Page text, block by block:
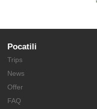
Pocatili
Trips
News
Offer
FAQ